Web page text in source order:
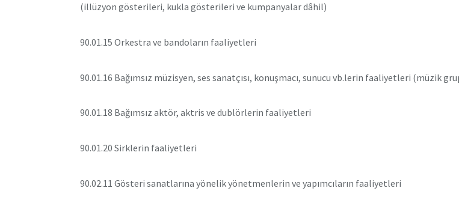
(illüzyon gösterileri, kukla gösterileri ve kumpanyalar dâhil)
90.01.15 Orkestra ve bandoların faaliyetleri
90.01.16 Bağımsız müzisyen, ses sanatçısı, konuşmacı, sunucu vb.lerin faaliyetleri (müzik
90.01.18 Bağımsız aktör, aktris ve dublörlerin faaliyetleri
90.01.20 Sirklerin faaliyetleri
90.02.11 Gösteri sanatlarına yönelik yönetmenlerin ve yapımcıların faaliyetleri